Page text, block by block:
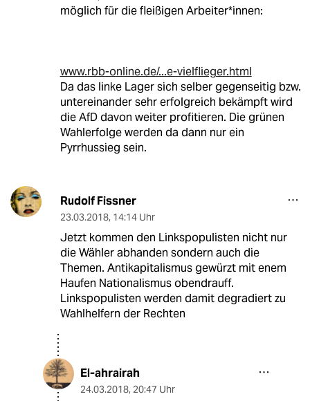
möglich für die fleißigen Arbeiter*innen:
www.rbb-online.de/...e-vielflieger.html
Da das linke Lager sich selber gegenseitig bzw.
untereinander sehr erfolgreich bekämpft wird
die AfD davon weiter profitieren. Die grünen
Wahlerfolge werden da dann nur ein
Pyrrhussieg sein.
Rudolf Fissner
23.03.2018, 14:14 Uhr
Jetzt kommen den Linkspopulisten nicht nur
die Wähler abhanden sondern auch die
Themen. Antikapitalismus gewürzt mit enem
Haufen Nationalismus obendrauff.
Linkspopulisten werden damit degradiert zu
Wahlhelfern der Rechten
El-ahrairah
24.03.2018, 20:47 Uhr